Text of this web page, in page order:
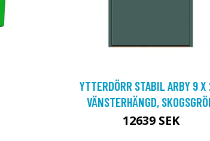
YTTERDÖRR STABIL ARBY 9
VÄNSTERHÄNGD,
12639 SEK